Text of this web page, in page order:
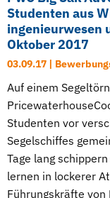
Studenten aus
ingenieurwesen
Oktober 2017
03.09.17 |
Auf einem
Studenten vor
Segelschiffes
Tage lang
lernen in lockerer
Führungskräfte von